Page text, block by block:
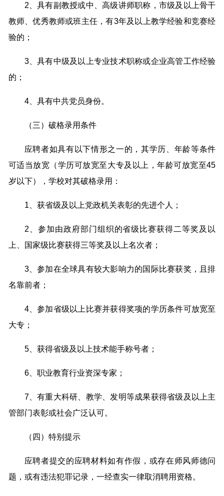
2、具有副教授或中、高级讲师职称，市级及以上骨干
教师、优秀教师或班主任，有3年及以上教学经验和竞赛经
验的；
3、具有中级及以上专业技术职称或企业高管工作经验
的；
4、具有中共党员身份。
（三）破格录用条件
应聘者如具有以下情形之一的，其学历、年龄等条件
可适当放宽（学历可放宽至大专及以上，年龄可放宽至45
岁以下），学校对其破格录用：
1、获省级及以上党政机关表彰的先进个人；
2、参加由政府部门组织的省级比赛获得二等奖及以
上、国家级比赛获得三等奖及以上名次者；
3、参加在全球具有较大影响力的国际比赛获奖，且排
名靠前者；
4、参加省级以上比赛并获得奖项的学历条件可放宽至
大专；
5、获得省级及以上技术能手称号者；
6、职业教育行业资深专家；
7、有重大科研、教学、发明等成果获得省级及以上主
管部门表彰或社会广泛认可。
（四）特别提示
应聘者提交的应聘材料如有作假，或存在师风师德问
题，或有违法犯罪记录，一经查实一律取消聘用资格。